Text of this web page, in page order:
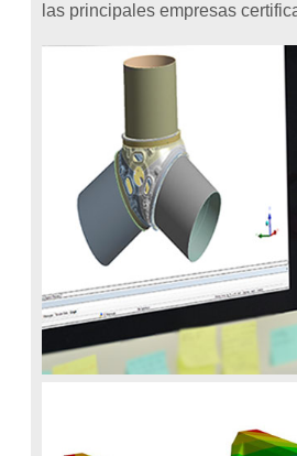
las principales empresas